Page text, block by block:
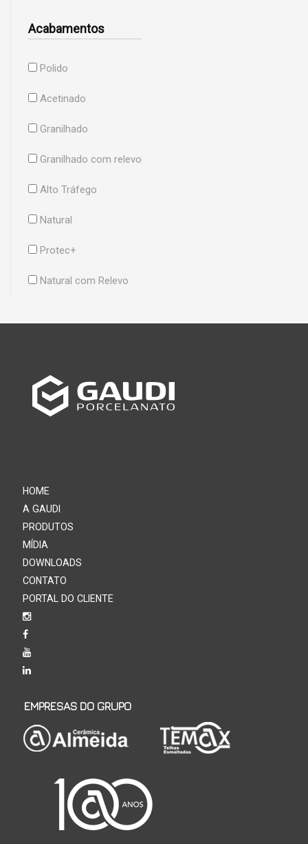
Acabamentos
Polido
Acetinado
Granilhado
Granilhado com relevo
Alto Tráfego
Natural
Protec+
Natural com Relevo
HOME
A GAUDI
PRODUTOS
MÍDIA
DOWNLOADS
CONTATO
PORTAL DO CLIENTE
EMPRESAS DO GRUPO